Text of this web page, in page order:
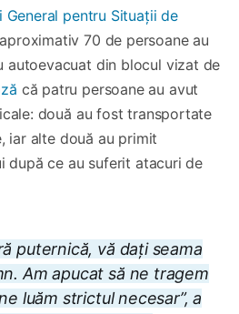
General pentru Situații de
70 de persoane au
autoevacuat din blocul vizat de
că patru persoane au avut
două au fost transportate
iar alte două au primit
după ce au suferit atacuri de
puternică, vă dați seama
Am apucat să ne tragem
luăm strictul necesar”, a